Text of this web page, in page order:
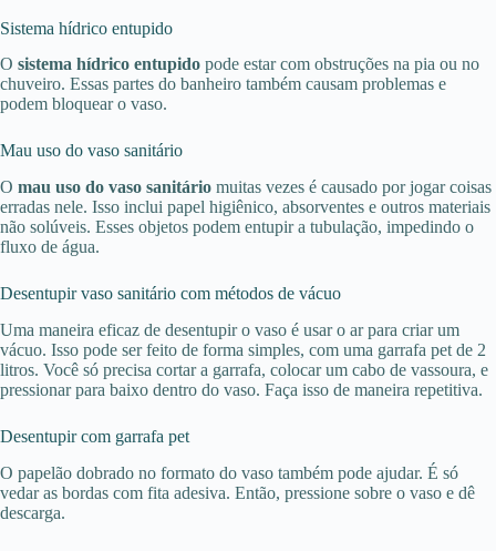
Sistema hídrico entupido
O sistema hídrico entupido pode estar com obstruções na pia ou no
chuveiro. Essas partes do banheiro também causam problemas e
podem bloquear o vaso.
Mau uso do vaso sanitário
O mau uso do vaso sanitário muitas vezes é causado por jogar coisas
erradas nele. Isso inclui papel higiênico, absorventes e outros materiais
não solúveis. Esses objetos podem entupir a tubulação, impedindo o
fluxo de água.
Desentupir vaso sanitário com métodos de vácuo
Uma maneira eficaz de desentupir o vaso é usar o ar para criar um
vácuo. Isso pode ser feito de forma simples, com uma garrafa pet de 2
litros. Você só precisa cortar a garrafa, colocar um cabo de vassoura, e
pressionar para baixo dentro do vaso. Faça isso de maneira repetitiva.
Desentupir com garrafa pet
O papelão dobrado no formato do vaso também pode ajudar. É só
vedar as bordas com fita adesiva. Então, pressione sobre o vaso e dê
descarga.